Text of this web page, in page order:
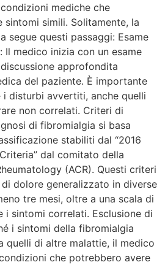
mediche che
simili. Solitamente, la
segue questi passaggi: Esame
Il medico inizia con un esame
approfondita
del paziente. È importante
disturbi avvertiti, anche quelli
non correlati. Criteri di
di fibromialgia si basa
stabiliti dal “2016
dal comitato della
(ACR). Questi criteri
dolore generalizzato in diverse
tre mesi, oltre a una scala di
i sintomi correlati. Esclusione di
i sintomi della fibromialgia
quelli di altre malattie, il medico
che potrebbero avere